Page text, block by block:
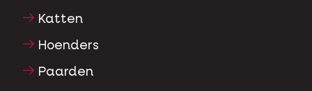
Katten
Hoenders
Paarden